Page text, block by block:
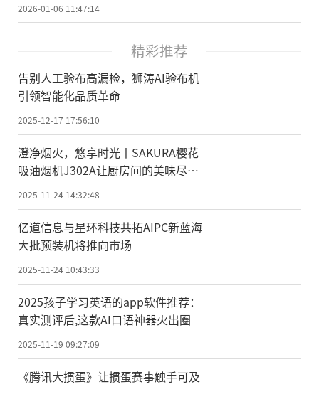
2026-01-06 11:47:14
精彩推荐
告别人工验布高漏检，狮涛AI验布机
引领智能化品质革命
2025-12-17 17:56:10
澄净烟火，悠享时光丨SAKURA樱花
吸油烟机J302A让厨房间的美味尽情
绽放
2025-11-24 14:32:48
亿道信息与星环科技共拓AIPC新蓝海
大批预装机将推向市场
2025-11-24 10:43:33
2025孩子学习英语的app软件推荐：
真实测评后,这款AI口语神器火出圈
2025-11-19 09:27:09
《腾讯大掼蛋》让掼蛋赛事触手可及